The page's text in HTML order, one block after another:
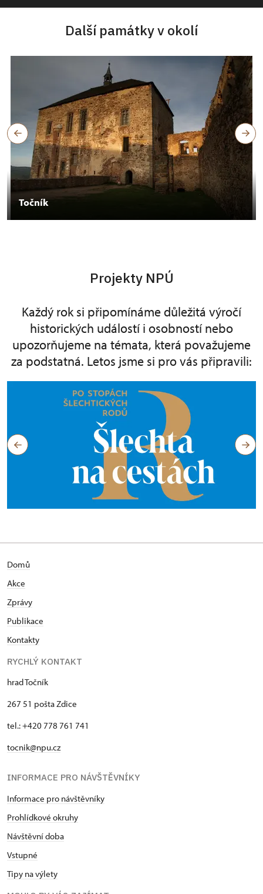
Další památky v okolí
Točník
Projekty NPÚ
Každý rok si připomínáme důležitá výročí
historických událostí i osobností nebo
upozorňujeme na témata, která považujeme
za podstatná. Letos jsme si pro vás připravili:
Domů
Akce
Zprávy
Publikace
Kontakty
RYCHLÝ KONTAKT
hrad Točník
267 51 pošta Zdice
tel.: +420 778 761 741
tocnik@npu.cz
INFORMACE PRO NÁVŠTĚVNÍKY
Informace pro návštěvníky
Prohlídkové okruhy
Návštěvní doba
Vstupné
Tipy na výlety